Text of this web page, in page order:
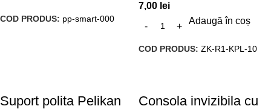
COD PRODUS: pp-smart-000
7,00 lei
Adaugă în coș
COD PRODUS: ZK-R1-KPL-10
Suport polita Pelikan
Consola invizibila cu